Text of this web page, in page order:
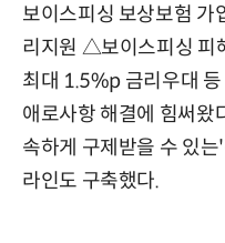
보이스피싱 보상보험
리지원 △보이스피싱 피
최대 1.5%p 금리우대
애로사항 해결에 힘써왔
속하게 구제받을 수 있
라인도 구축했다.